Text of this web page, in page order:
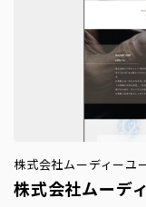
株式会社ムーディーユ
株式会社ムーデ